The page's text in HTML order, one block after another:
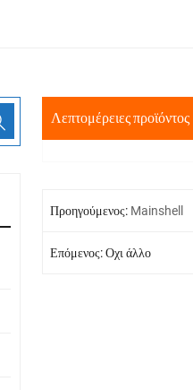
Λεπτομέρειες προϊόντος
Προηγούμενος: Mainshell
Επόμενος: Οχι άλλο